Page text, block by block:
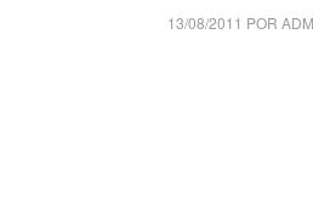
13/08/2011 POR